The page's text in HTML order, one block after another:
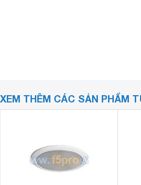
XEM THÊM CÁC SẢN PHẨM